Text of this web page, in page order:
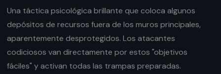
Una táctica psicológica brillante que coloca algunos
depósitos de recursos fuera de los muros principales,
aparentemente desprotegidos. Los atacantes
codiciosos van directamente por estos "objetivos
fáciles" y activan todas las trampas preparadas.